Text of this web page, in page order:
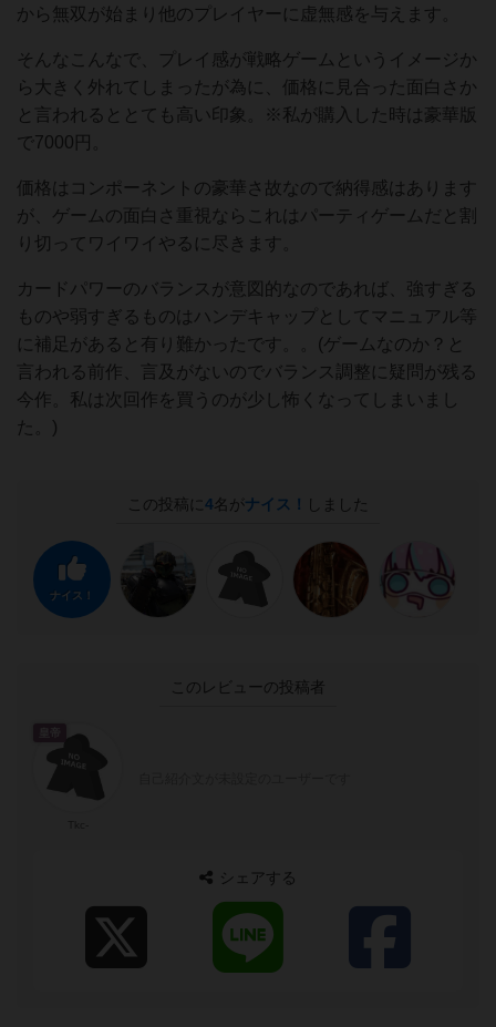
から無双が始まり他のプレイヤーに虚無感を与えます。
そんなこんなで、プレイ感が戦略ゲームというイメージか
ら大きく外れてしまったが為に、価格に見合った面白さか
と言われるととても高い印象。※私が購入した時は豪華版
で7000円。
価格はコンポーネントの豪華さ故なので納得感はあります
が、ゲームの面白さ重視ならこれはパーティゲームだと割
り切ってワイワイやるに尽きます。
カードパワーのバランスが意図的なのであれば、強すぎる
ものや弱すぎるものはハンデキャップとしてマニュアル等
に補足があると有り難かったです。。(ゲームなのか？と
言われる前作、言及がないのでバランス調整に疑問が残る
今作。私は次回作を買うのが少し怖くなってしまいまし
た。)
この投稿に 4名がナイス！ しました
ナイス！
このレビューの投稿者
シェアする